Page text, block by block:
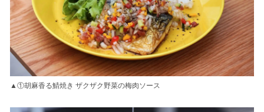
▲①胡麻香る鯖焼き ザクザク野菜の梅肉ソース